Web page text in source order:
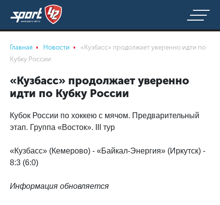
Главная Новости
«Кузбасс» продолжает уверенно идти по
Кубку России
«Кузбасс» продолжает уверенно
идти по Кубку России
Кубок России по хоккею с мячом. Предварительный
этап. Группа «Восток». III тур
«Кузбасс» (Кемерово) - «Байкал-Энергия» (Иркутск) -
8:3 (6:0)
Информация обновляется